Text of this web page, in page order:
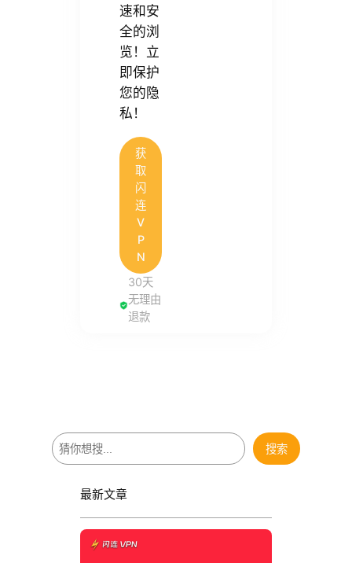
速和安
全的浏
览！立
即保护
您的隐
私！
获
取
闪
连
V
P
N
30天
无理由
退款
搜
索
搜索
最新文章